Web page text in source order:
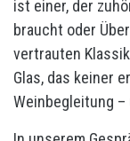
ist einer, der
braucht oder
vertrauten
Glas, das keiner
Weinbegleitung